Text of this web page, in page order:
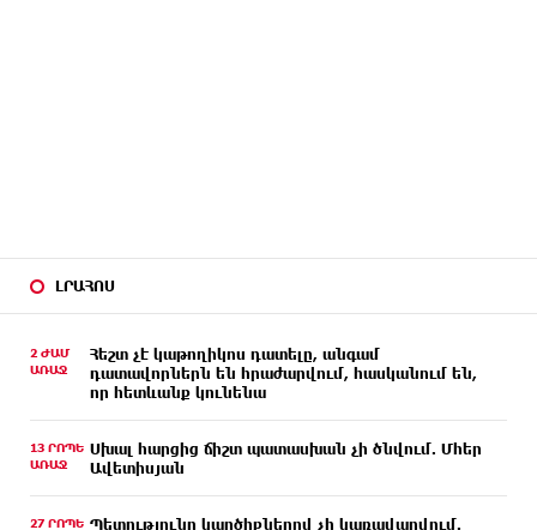
ԼՐԱՀՈՍ
2 ԺԱՄ
ԱՌԱՋ
Հեշտ չէ կաթողիկոս դատելը, անգամ
դատավորներն են հրաժարվում, հասկանում են,
որ հետևանք կունենա
13 ՐՈՊԵ
ԱՌԱՋ
Սխալ հարցից ճիշտ պատասխան չի ծնվում. Մհեր
Ավետիսյան
27 ՐՈՊԵ Պետությունը կարծիքներով չի կառավարվում.